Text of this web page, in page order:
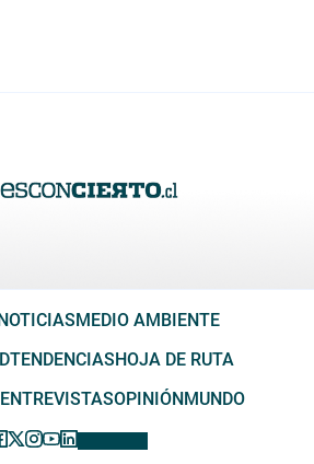
MEDIO AMBIENTE
TENDENCIAS HOJA DE RUTA
ENTREVISTASOPINIÓN MUNDO